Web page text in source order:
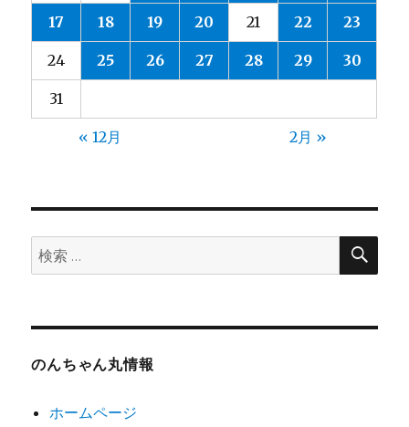
17 18 19 20 21 22 23
24 25 26 27 28 29 30
31
« 12月 2月 »
検
索:
検
のんちゃん丸情報
ホームページ